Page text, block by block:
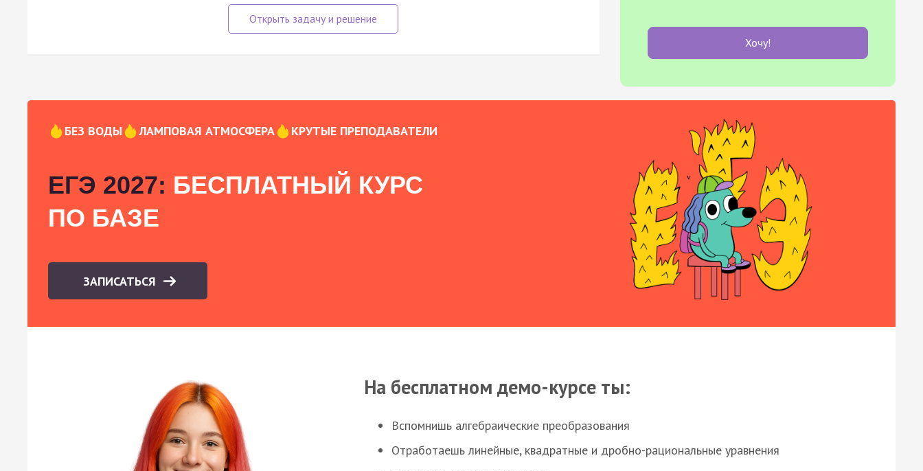
Хочу!
БЕЗ ВОДЫ ЛАМПОВАЯ АТМОСФЕРА КРУТЫЕ ПРЕПОДАВАТЕЛИ
ЕГЭ 2027: БЕСПЛАТНЫЙ КУРС
ПО БАЗЕ
ЗАПИСАТЬСЯ
На бесплатном демо-курсе ты:
Вспомнишь алгебраические преобразования
Отработаешь линейные, квадратные и дробно-рациональные уравнения